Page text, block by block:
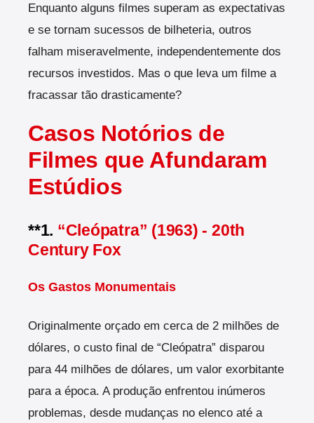
Enquanto alguns filmes superam as expectativas
e se tornam sucessos de bilheteria, outros
falham miseravelmente, independentemente dos
recursos investidos. Mas o que leva um filme a
fracassar tão drasticamente?
Casos Notórios de
Filmes que Afundaram
Estúdios
**1. “Cleópatra” (1963) - 20th
Century Fox
Os Gastos Monumentais
Originalmente orçado em cerca de 2 milhões de
dólares, o custo final de “Cleópatra” disparou
para 44 milhões de dólares, um valor exorbitante
para a época. A produção enfrentou inúmeros
problemas, desde mudanças no elenco até a